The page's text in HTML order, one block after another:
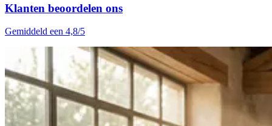
Klanten beoordelen ons
Gemiddeld een 4,8/5